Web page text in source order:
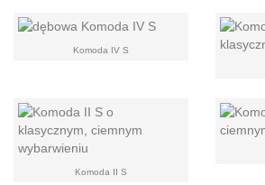
Komoda IV S
Komoda II S